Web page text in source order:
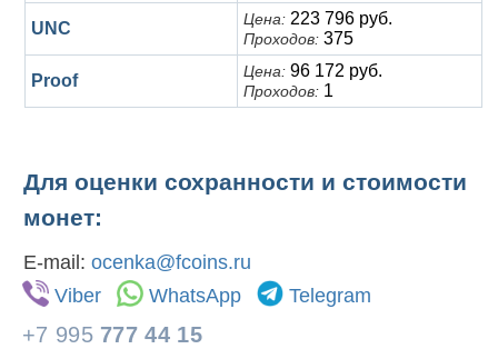
UNC Цена: 223 796 руб.
Проходов: 375
Proof Цена: 96 172 руб.
Проходов: 1
Для оценки сохранности и стоимости
монет:
E-mail: ocenka@fcoins.ru
Viber
WhatsApp Telegram
+7 995 777 44 15